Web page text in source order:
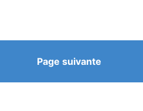
Page suivante